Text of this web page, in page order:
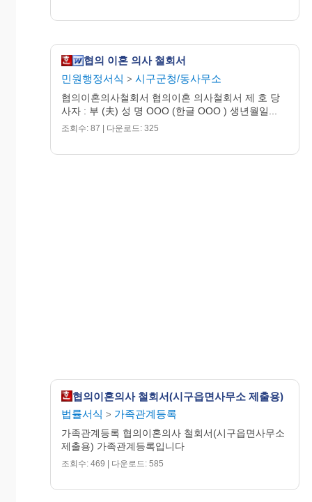
협의 이혼 의사 철회서
민원행정서식 > 시구군청/동사무소
협의이혼의사철회서 협의이혼 의사철회서 제 호 당
사자 : 부 (夫) 성 명 OOO (한글 OOO ) 생년월일...
조회수: 87 | 다운로드: 325
협의이혼의사 철회서(시구읍면사무소 제출용)
법률서식 > 가족관계등록
가족관계등록 협의이혼의사 철회서(시구읍면사무소
제출용) 가족관계등록입니다
조회수: 469 | 다운로드: 585